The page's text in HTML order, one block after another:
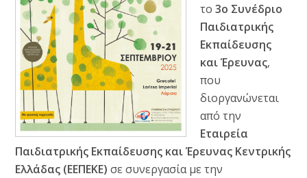
το3ο Συνέδριο
Παιδιατρικής
Εκπαίδευσης
και Έρευνας,
που
διοργανώνεται
από την
Εταιρεία
Παιδιατρικής Εκπαίδευσης και Έρευνας Κεντρικής
Ελλάδας (ΕΕΠΕΚΕ) σε συνεργασία με την